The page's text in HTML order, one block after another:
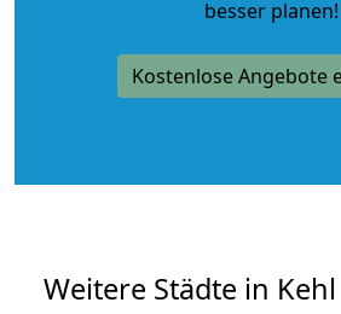
besser planen!
Kostenlose Angebote
Weitere Städte in Kehl